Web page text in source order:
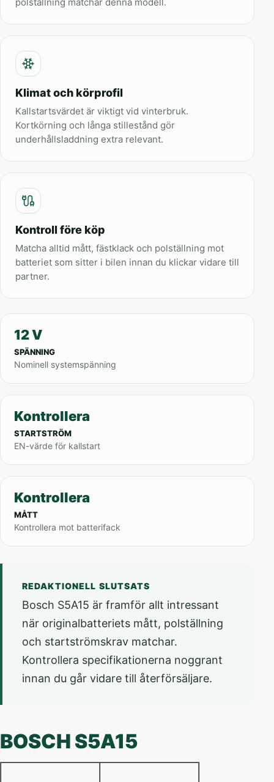
Klimat och körprofil
Kallstartsvärdet är viktigt vid vinterbruk.
Kortkörning och långa stillestånd gör
underhållsladdning extra relevant.
Kontroll före köp
Matcha alltid mått, fästklack och polställning mot
batteriet som sitter i bilen innan du klickar vidare till
partner.
12 V
SPÄNNING
Nominell systemspänning
Kontrollera
STARTSTRÖM
EN-värde för kallstart
Kontrollera
MÅTT
Kontrollera mot batterifack
REDAKTIONELL SLUTSATS
Bosch S5A15 är framför allt intressant
när originalbatteriets mått, polställning
och startströmskrav matchar.
Kontrollera specifikationerna noggrant
innan du går vidare till återförsäljare.
BOSCH S5A15